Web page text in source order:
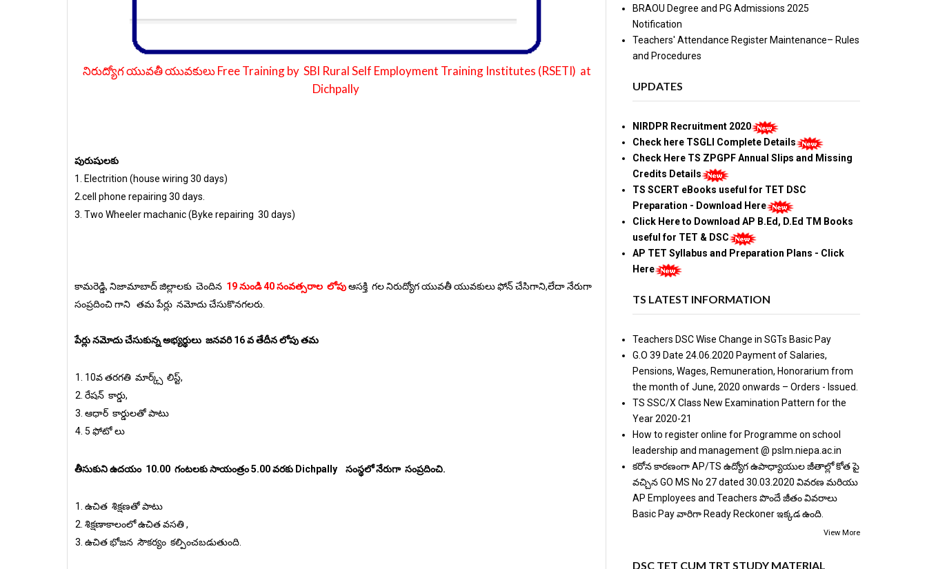
నిరుద్యోగ యువతీ యువకులు Free Training by SBI Rural Self Employment Training Institutes (RSETI) at
Dichpally
పురుషులకు
1. Electrition (house wiring 30 days)
2.cell phone repairing 30 days.
3. Two Wheeler machanic (Byke repairing 30 days)
కామరెడ్డి, నిజామాబాద్ జిల్లాలకు చెందిన 19 ￰నుండి 40 సంవత్సరాల లోపుఆసక్తి గల నిరుద్యోగ యువతీ యువకులు ఫోన్ చేసిగాని,లేదా నేరుగా
సంప్రదించి గాని తమ పేర్లు నమోదు చేసుకొనగలరు.
పేర్లు నమోదు చేసుకున్న అభ్యర్థులు జనవరి 16 వ తేదీన లోపు తమ
10వ తరగతి మార్క్స్ లిస్ట్,
రేషన్ కార్డు,
ఆధార్ కార్డులతో పాటు
5 ఫోటో లు
తీసుకుని ఉదయం 10.00 గంటలకు సాయంత్రం 5.00 వరకు Dichpally సంస్థలో నేరుగా సంప్రదించి.
ఉచిత శిక్షణతో పాటు
శిక్షణాకాలంలో ఉచిత వసతి ,
ఉచిత భోజన సౌకర్యం కల్పించబడుతుంది.
BRAOU Degree and PG Admissions 2025
Notification
Teachers' Attendance Register Maintenance– Rules
and Procedures
UPDATES
NIRDPR Recruitment 2020
Check here TSGLI Complete Details
Check Here TS ZPGPF Annual Slips and Missing
Credits Details
TS SCERT eBooks useful for TET DSC
Preparation - Download Here
Click Here to Download AP B.Ed, D.Ed TM Books
useful for TET & DSC
AP TET Syllabus and Preparation Plans - Click
Here
TS LATEST INFORMATION
Teachers DSC Wise Change in SGTs Basic Pay
G.O 39 Date 24.06.2020 Payment of Salaries,
Pensions, Wages, Remuneration, Honorarium from
the month of June, 2020 onwards – Orders - Issued.
TS SSC/X Class New Examination Pattern for the
Year 2020-21
How to register online for Programme on school
leadership and management @ pslm.niepa.ac.in
కరోన కారణంగా AP/TS ఉద్యోగ ఉపాధ్యాయుల జీతాల్లో కోత పై
వచ్చిన GO MS No 27 dated 30.03.2020 వివరణ మరియు
AP Employees and Teachers పొందే జీతం వివరాలు
Basic Pay వారిగా Ready Reckoner ఇక్కడ ఉంది.
View More
DSC TET CUM TRT STUDY MATERIAL